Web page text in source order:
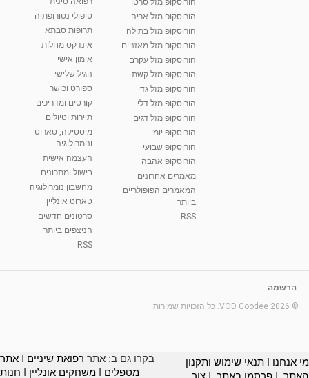
הורוסקופ מזל סרטן
הורוסקופ מזל אריה
הורוסקופ מזל בתולה
הורוסקופ מזל מאזניים
הורוסקופ מזל עקרב
הורוסקופ מזל קשת
הורוסקופ מזל גדי
הורוסקופ מזל דלי
הורוסקופ מזל דגים
הורוסקופ יומי
הורוסקופ שבועי
הורוסקופ אהבה
מאמרים אחרונים
המאמרים הפופולריים
ביותר
RSS
טיפולי נטורופתיה
תרופות סבתא
אינדקס מחלות
אימון אישי
הגיל שלישי
ספורט וכושר
קורסים ומדריכים
תיירות וטיולים
מיסטיקה, טארוט
ונומרולוגיה
העצמה אישית
בישול ומתכונים
מחשבון נומרולוגיה
טארוט אונליין
סרטונים חדשים
הניצפים ביותר
RSS
הרשמה
© 2026 VOD Goodee. כל הזכויות שמורות.
מי אנחנו
תנאי שימוש ותקנון
בקרו גם ב: אתר רפואת שיניים
אתר
מטפלים
משחקים אונליין חנות